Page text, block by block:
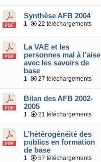
Synthèse AFB 2004
1 22 téléchargements
La VAE et les
personnes mal à l’aise
avec les savoirs de
base
1 27 téléchargements
Bilan des AFB 2002-
2005
1 21 téléchargements
L’hétérogénéité des
publics en formation
de base
1 57 téléchargements